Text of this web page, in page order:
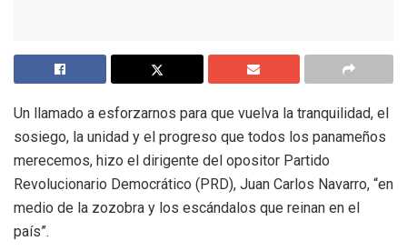
Un llamado a esforzarnos para que vuelva la tranquilidad, el
sosiego, la unidad y el progreso que todos los panameños
merecemos, hizo el dirigente del opositor Partido
Revolucionario Democrático (PRD), Juan Carlos Navarro, “en
medio de la zozobra y los escándalos que reinan en el
país”.